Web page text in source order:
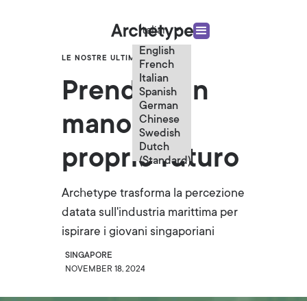
Italian
English
French
Italian
Spanish
German
Chinese
Swedish
Dutch
(Standard)
LE NOSTRE ULTIME NOTIZIE
Prendere in
mano il
proprio futuro
Archetype trasforma la percezione
datata sull'industria marittima per
ispirare i giovani singaporiani
SINGAPORE
NOVEMBER 18, 2024